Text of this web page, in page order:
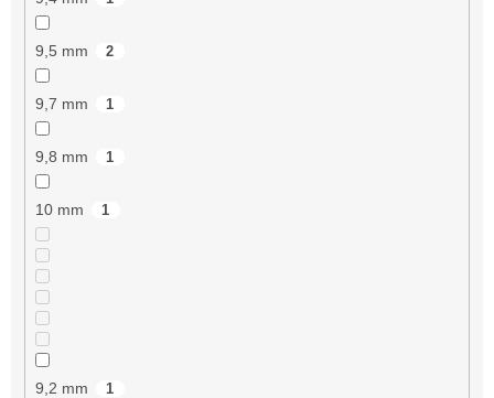
9,5 mm 2
9,7 mm 1
9,8 mm 1
10 mm 1
9,2 mm 1